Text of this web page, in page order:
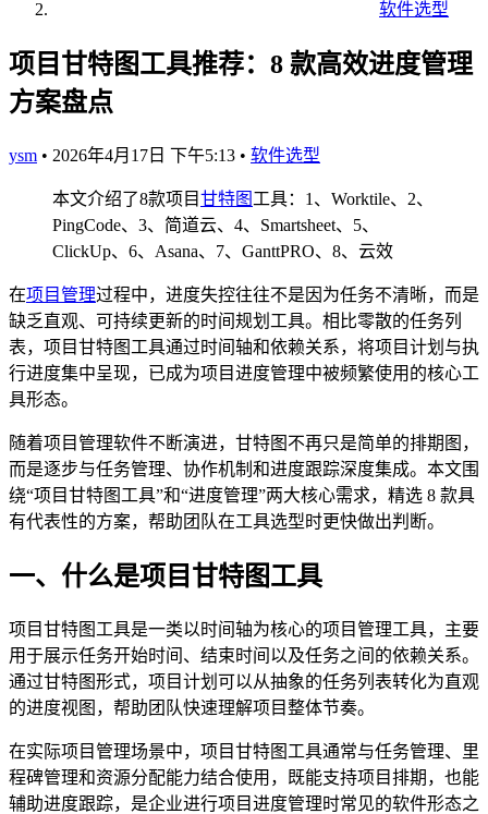
软件选型
项目甘特图工具推荐：8 款高效进度管理
方案盘点
ysm • 2026年4月17日 下午5:13 • 软件选型
本文介绍了8款项目甘特图 工具：1、Worktile、2、
PingCode、3、简道云、4、Smartsheet、5、
ClickUp、6、Asana、7、GanttPRO、8、云效
在项目管理过程中，进度失控往往不是因为任务不清晰，而是
缺乏直观、可持续更新的时间规划工具。相比零散的任务列
表，项目甘特图工具通过时间轴和依赖关系，将项目计划与执
行进度集中呈现，已成为项目进度管理中被频繁使用的核心工
具形态。
随着项目管理软件不断演进，甘特图不再只是简单的排期图，
而是逐步与任务管理、协作机制和进度跟踪深度集成。本文围
绕“项目甘特图工具”和“进度管理”两大核心需求，精选 8 款具
有代表性的方案，帮助团队在工具选型时更快做出判断。
一、什么是项目甘特图工具
项目甘特图工具是一类以时间轴为核心的项目管理工具，主要
用于展示任务开始时间、结束时间以及任务之间的依赖关系。
通过甘特图形式，项目计划可以从抽象的任务列表转化为直观
的进度视图，帮助团队快速理解项目整体节奏。
在实际项目管理场景中，项目甘特图工具通常与任务管理、里
程碑管理和资源分配能力结合使用，既能支持项目排期，也能
辅助进度跟踪，是企业进行项目进度管理时常见的软件形态之